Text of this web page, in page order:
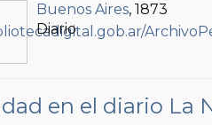
Buenos Aires, 1873
Diario
en el diario La